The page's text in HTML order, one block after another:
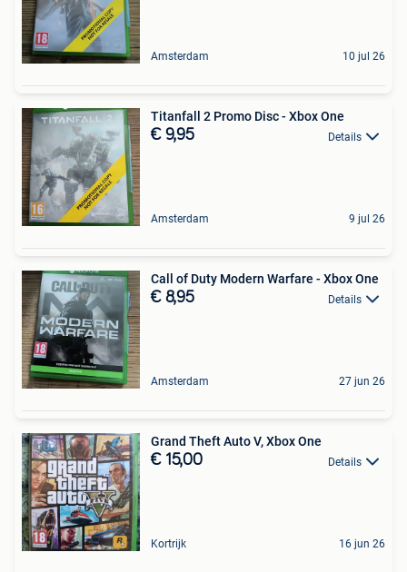
Amsterdam 10 jul 26
Titanfall 2 Promo Disc - Xbox One
€ 9,95 Details
Amsterdam 9 jul 26
Call of Duty Modern Warfare - Xbox One
€ 8,95 Details
Amsterdam 27 jun 26
Grand Theft Auto V, Xbox One
€ 15,00 Details
Kortrijk 16 jun 26